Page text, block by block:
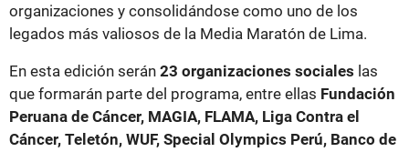
organizaciones y consolidándose como uno de los
legados más valiosos de la Media Maratón de Lima.
En esta edición serán 23 organizaciones sociales las
que formarán parte del programa, entre ellas Fundación
Peruana de Cáncer, MAGIA, FLAMA, Liga Contra el
Cáncer, Teletón, WUF, Special Olympics Perú, Banco de